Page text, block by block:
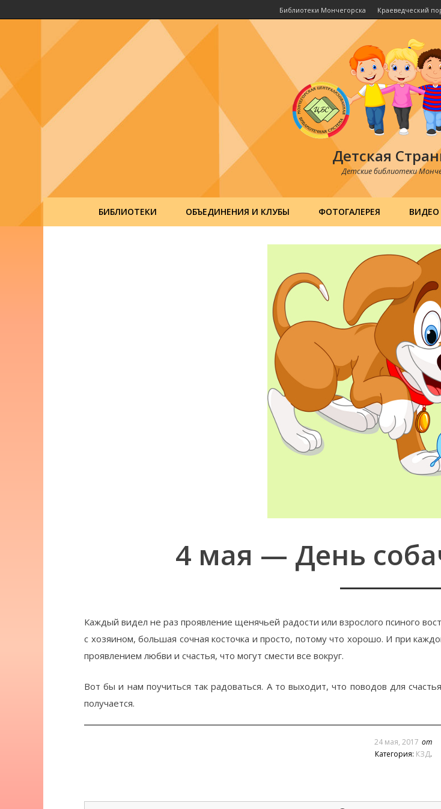
Библиотеки Мончегорска Краеведческий
Детская
Детские библиотеки
БИБЛИОТЕКИ ОБЪЕДИНЕНИЯ И КЛУБЫ ФОТОГАЛЕРЕЯ ВИДЕО
4 мая — День
Каждый видел не раз проявление щенячьей радости или взрослого псиного
с хозяином, большая сочная косточка и просто, потому что хорошо. И при
проявлением любви и счастья, что могут смести все вокруг.
Вот бы и нам поучиться так радоваться. А то выходит, что поводов для
получается.
24 мая, 2017 от
Категория: КЗД.